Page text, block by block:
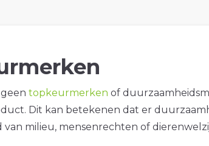
topkeurmerken of
Dit kan betekenen dat er
van milieu, mensenrechten of